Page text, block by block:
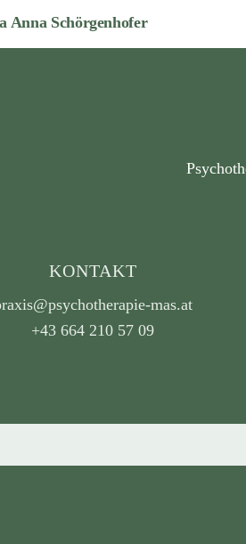
Anna Schörgenhofer
KONTAKT
mas.at
+43 664 210 57 09